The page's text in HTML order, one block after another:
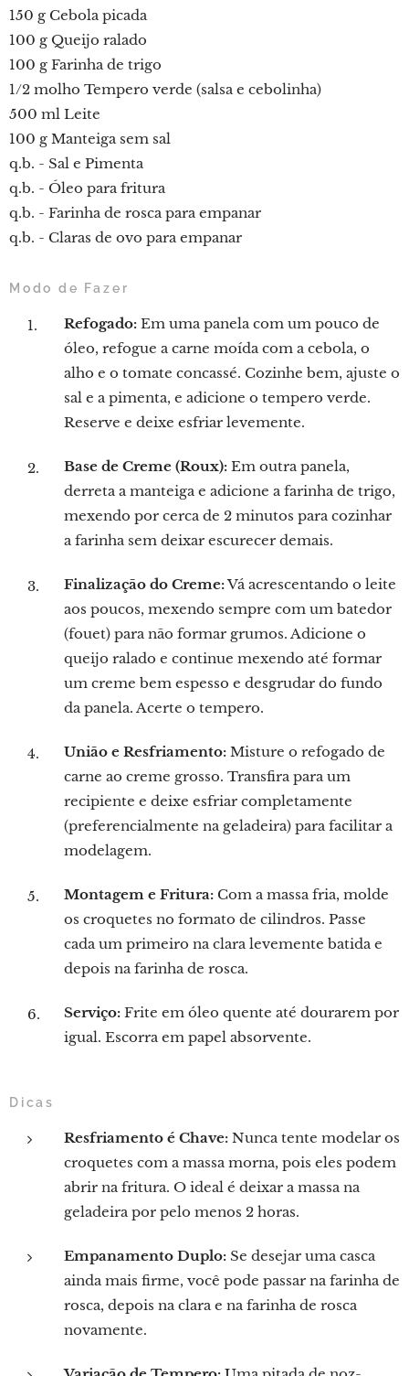
150 g Cebola picada
100 g Queijo ralado
100 g Farinha de trigo
1/2 molho Tempero verde (salsa e cebolinha)
500 ml Leite
100 g Manteiga sem sal
q.b. - Sal e Pimenta
q.b. - Óleo para fritura
q.b. - Farinha de rosca para empanar
q.b. - Claras de ovo para empanar
Modo de Fazer
Refogado: Em uma panela com um pouco de
óleo, refogue a carne moída com a cebola, o
alho e o tomate concassé. Cozinhe bem, ajuste o
sal e a pimenta, e adicione o tempero verde.
Reserve e deixe esfriar levemente.
Base de Creme (Roux): Em outra panela,
derreta a manteiga e adicione a farinha de trigo,
mexendo por cerca de 2 minutos para cozinhar
a farinha sem deixar escurecer demais.
Finalização do Creme:Vá acrescentando o leite
aos poucos, mexendo sempre com um batedor
(fouet) para não formar grumos. Adicione o
queijo ralado e continue mexendo até formar
um creme bem espesso e desgrudar do fundo
da panela. Acerte o tempero.
União e Resfriamento: Misture o refogado de
carne ao creme grosso. Transfira para um
recipiente e deixe esfriar completamente
(preferencialmente na geladeira) para facilitar a
modelagem.
Montagem e Fritura: Com a massa fria, molde
os croquetes no formato de cilindros. Passe
cada um primeiro na clara levemente batida e
depois na farinha de rosca.
Serviço: Frite em óleo quente até dourarem por
igual. Escorra em papel absorvente.
Dicas
Resfriamento é Chave: Nunca tente modelar os
croquetes com a massa morna, pois eles podem
abrir na fritura. O ideal é deixar a massa na
geladeira por pelo menos 2 horas.
Empanamento Duplo: Se desejar uma casca
ainda mais firme, você pode passar na farinha de
rosca, depois na clara e na farinha de rosca
novamente.